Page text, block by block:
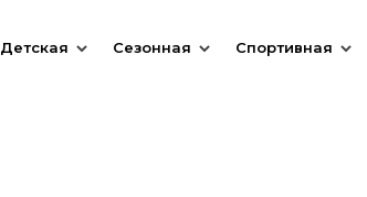
Детская Сезонная Спортивная